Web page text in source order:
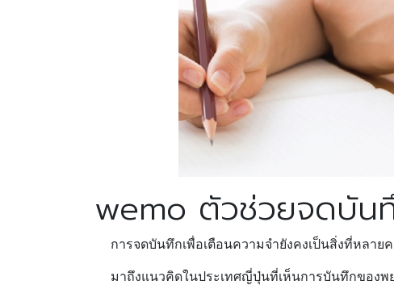
wemo ตัวช่วยจดบัน
การจดบันทึกเพื่อเตือนความจำยังคงเป็นสิ่งที่หลาย
มาถึงแนวคิดในประเทศญี่ปุ่นที่เห็นการบันทึกของพ